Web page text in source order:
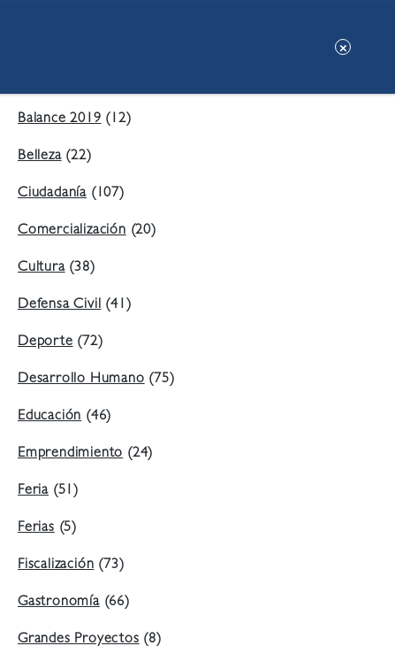
Balance 2019(12)
Belleza(22)
Ciudadanía (107)
Comercialización(20)
Cultura(38)
Defensa Civil(41)
Deporte(72)
Desarrollo Humano(75)
Educación(46)
Emprendimiento(24)
Feria (51)
Ferias(5)
Fiscalización(73)
Gastronomía(66)
Grandes Proyectos(8)